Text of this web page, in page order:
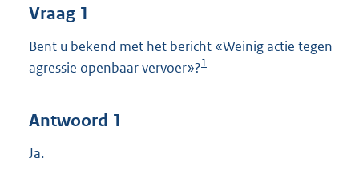
Vraag 1
Bent u bekend met het bericht «Weinig actie tegen
agressie openbaar vervoer»?1
Antwoord 1
Ja.